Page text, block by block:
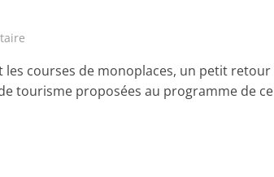
courses de monoplaces, un petit retour
tourisme proposées au programme de ce